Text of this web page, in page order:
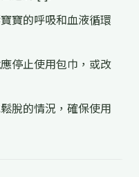
寶的呼吸和血液循環
停止使用包巾，或改
脫的情況，確保使用